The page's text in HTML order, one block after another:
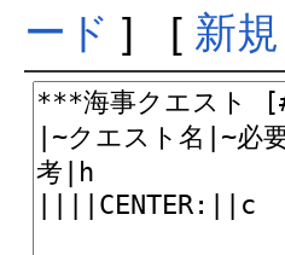
ード ] [ 新規